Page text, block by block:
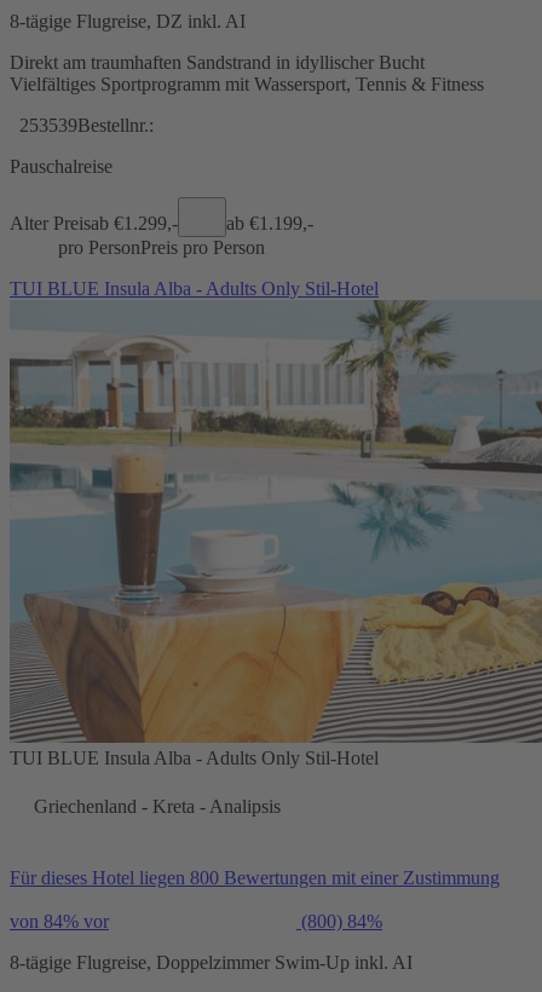
8-tägige Flugreise, DZ inkl. AI
Direkt am traumhaften Sandstrand in idyllischer Bucht
Vielfältiges Sportprogramm mit Wassersport, Tennis & Fitness
253539Bestellnr.:
Pauschalreise
Alter Preisab €1.299,- ab €1.199,-
pro PersonPreis pro Person
TUI BLUE Insula Alba - Adults Only Stil-Hotel
TUI BLUE Insula Alba - Adults Only Stil-Hotel
Griechenland - Kreta - Analipsis
Für dieses Hotel liegen 800 Bewertungen mit einer Zustimmung
von 84% vor (800) 84%
8-tägige Flugreise, Doppelzimmer Swim-Up inkl. AI